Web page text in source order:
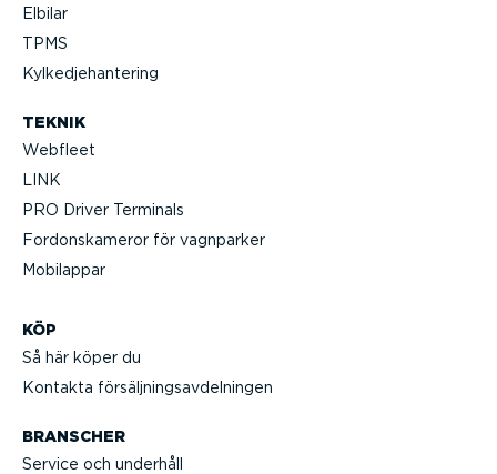
Elbilar
TPMS
Kylked­je­han­tering
TEKNIK
Webfleet
LINK
PRO Driver Terminals
Fordonska­meror för vagnparker
Mobilappar
KÖP
Så här köper du
Kontakta försälj­nings­av­del­ningen
BRANSCHER
Service och underhåll